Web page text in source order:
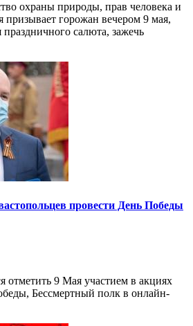
охраны природы, прав человека и
призывает горожан вечером 9 мая,
праздничного салюта, зажечь
провести День Победы
отметить 9 Мая участием в акциях
Бессмертный полк в онлайн-